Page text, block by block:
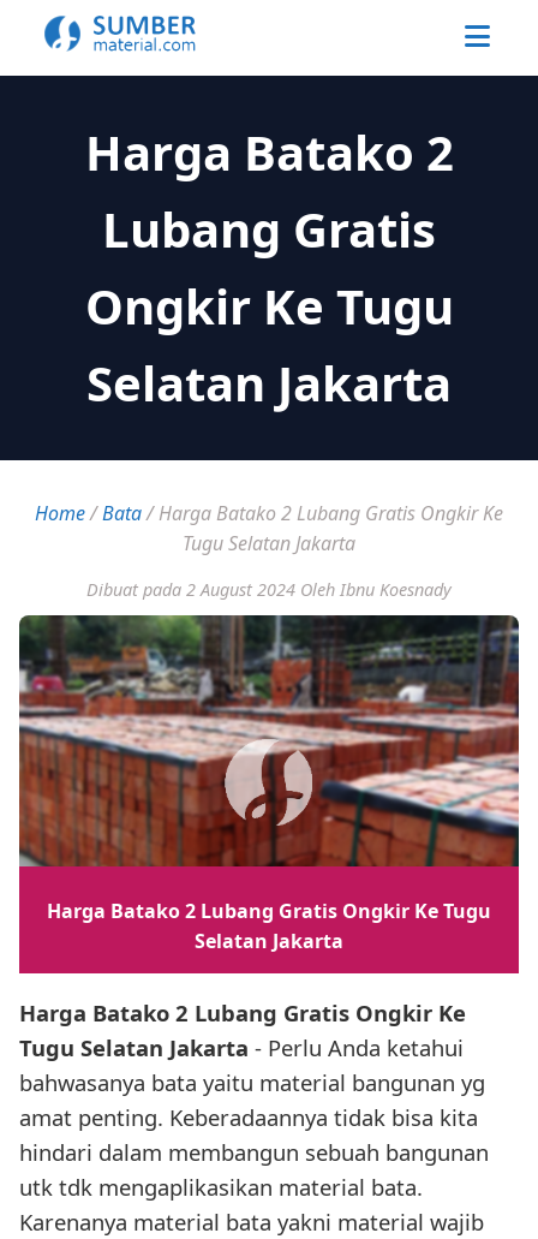
Harga Batako 2
Lubang Gratis
Ongkir Ke Tugu
Selatan Jakarta
Home/Bata/Harga Batako 2 Lubang Gratis Ongkir Ke
Tugu Selatan Jakarta
Dibuat pada 2 August 2024 Oleh Ibnu Koesnady
Harga Batako 2 Lubang Gratis Ongkir Ke Tugu
Selatan Jakarta
Harga Batako 2 Lubang Gratis Ongkir Ke
Tugu Selatan Jakarta - Perlu Anda ketahui
bahwasanya bata yaitu material bangunan yg
amat penting. Keberadaannya tidak bisa kita
hindari dalam membangun sebuah bangunan
utk tdk mengaplikasikan material bata.
Karenanya material bata yakni material wajib